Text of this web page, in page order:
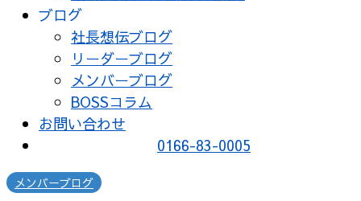
ブログ
社長想伝ブログ
リーダーブログ
メンバーブログ
BOSSコラム
お問い合わせ
0166-83-0005
メンバーブログ